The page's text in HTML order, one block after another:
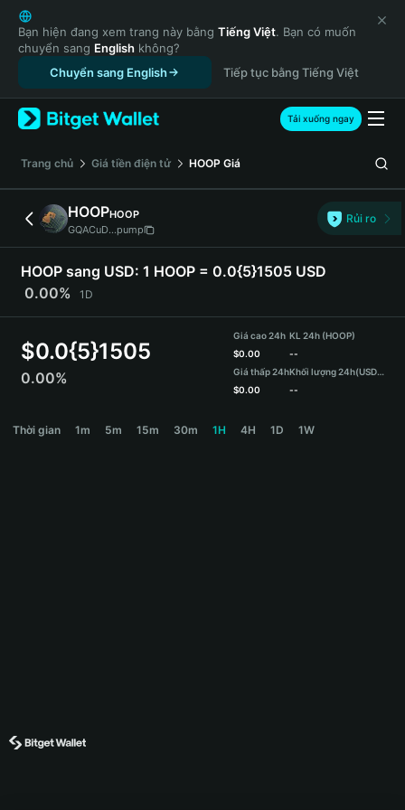
English
日本語
Tiếng Việt
Русский
Español (Latinoamérica)
Türkçe
Français
Deutsch
简体中文
繁體中文
Português (Portugal)
Bahasa Indonesia
ภาษาไทย
हिन्दी
Español
Português (Brasil)
Bạn hiện đang xem trang này bằng Tiếng Việt. Bạn có muốn
chuyển sang English không?
Chuyển sang English
Tiếp tục bằng Tiếng Việt
Tải xuống ngay
‌Trang chủ Giá tiền điện tử HOOP Giá
HOOPHOOP
GQACuD...pump
Rủi ro
HOOP sang USD: 1 HOOP = 0.0{5}1505 USD
0.00%
1D
$0.0{5}1505
0.00%
Giá cao 24h
$0.00
Giá thấp 24h
$0.00
KL 24h (HOOP)
--
Khối lượng 24h(USDT)
--
Thời gian 1m 5m 15m 30m 1H 4H 1D 1W